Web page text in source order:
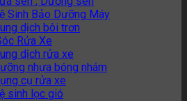
Sinh Bảo Dưỡng Máy
dịch bôi trơn
Rửa Xe
dịch rửa xe
nhựa bóng nhám
cụ rửa xe
sinh lọc gió